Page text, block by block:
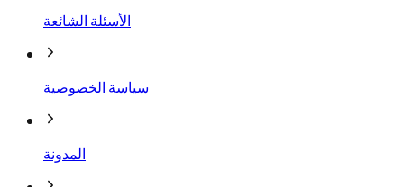
الأسئلة الشائعة
سياسة الخصوصية
المدونة